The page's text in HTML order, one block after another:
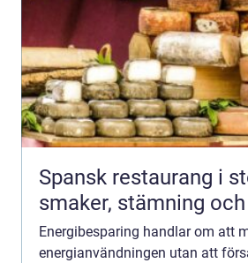
Spansk restaurang i
smaker, stämning
Energibesparing handlar om att
energianvändningen utan att